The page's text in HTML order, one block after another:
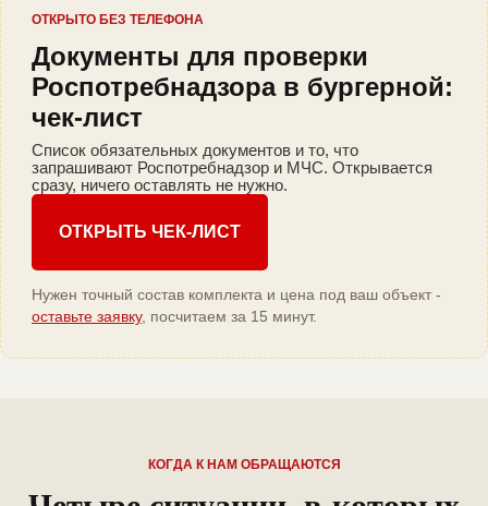
ОТКРЫТО БЕЗ ТЕЛЕФОНА
Документы для проверки
Роспотребнадзора в бургерной:
чек-лист
Список обязательных документов и то, что
запрашивают Роспотребнадзор и МЧС. Открывается
сразу, ничего оставлять не нужно.
ОТКРЫТЬ ЧЕК-ЛИСТ
Нужен точный состав комплекта и цена под ваш объект -
оставьте заявку, посчитаем за 15 минут.
КОГДА К НАМ ОБРАЩАЮТСЯ